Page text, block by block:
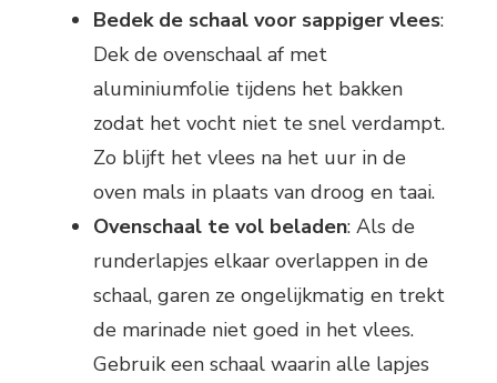
Bedek de schaal voor sappiger vlees:
Dek de ovenschaal af met
aluminiumfolie tijdens het bakken
zodat het vocht niet te snel verdampt.
Zo blijft het vlees na het uur in de
oven mals in plaats van droog en taai.
Ovenschaal te vol beladen: Als de
runderlapjes elkaar overlappen in de
schaal, garen ze ongelijkmatig en trekt
de marinade niet goed in het vlees.
Gebruik een schaal waarin alle lapjes